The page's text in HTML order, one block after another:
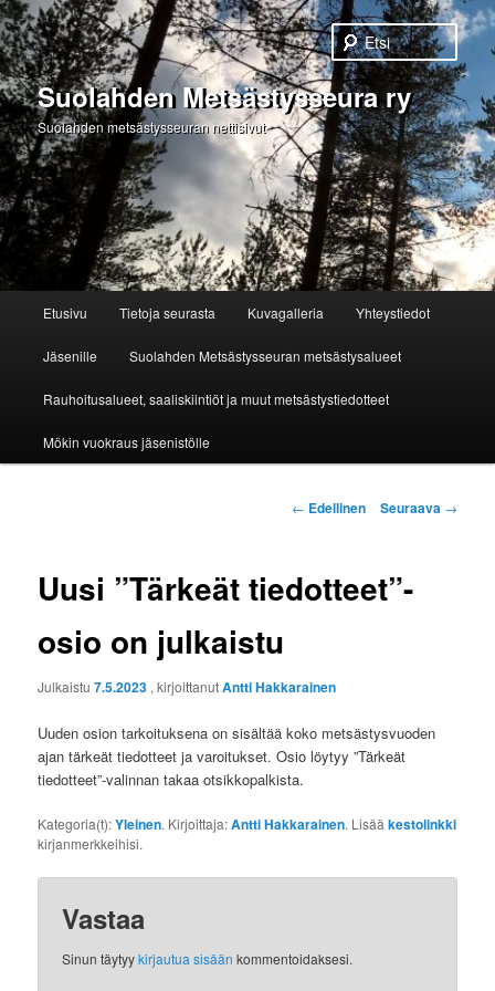
Suolahden Metsästysseura ry
Suolahden metsästysseuran nettisivut
Etsi
Siirry
sisältöön
Etusivu Tietoja seurasta Kuvagalleria Yhteystiedot
Jäsenille Suolahden Metsästysseuran metsästysalueet
Rauhoitusalueet, saaliskiintiöt ja muut metsästystiedotteet
Mökin vuokraus jäsenistölle
Artikkelien
← Edellinen Seuraava →
Uusi ”Tärkeät tiedotteet”-
osio on julkaistu
Julkaistu7.5.2023 , kirjoittanutAntti Hakkarainen
Uuden osion tarkoituksena on sisältää koko metsästysvuoden
ajan tärkeät tiedotteet ja varoitukset. Osio löytyy ”Tärkeät
tiedotteet”-valinnan takaa otsikkopalkista.
Kategoria(t):Yleinen. Kirjoittaja:Antti Hakkarainen. Lisääkestolinkki
kirjanmerkkeihisi.
Vastaa
Sinun täytyykirjautua sisään kommentoidaksesi.